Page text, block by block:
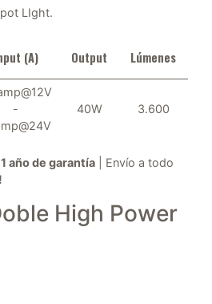
LIght.
(A) Output Lúmenes
-
40W 3.600
1 año de garantía | Envío a todo
High Power
RL-A23-4-40W cantidad